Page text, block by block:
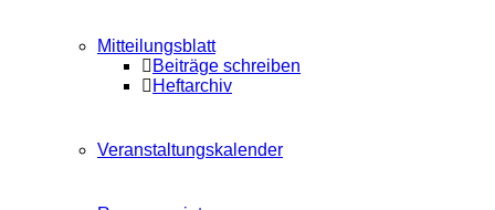
Mitteilungsblatt
Beiträge schreiben
Heftarchiv
Veranstaltungskalender